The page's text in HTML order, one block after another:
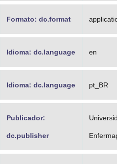
Formato: dc.format
Idioma: dc.language en
Idioma: dc.language pt_BR
Publicador:
dc.publisher